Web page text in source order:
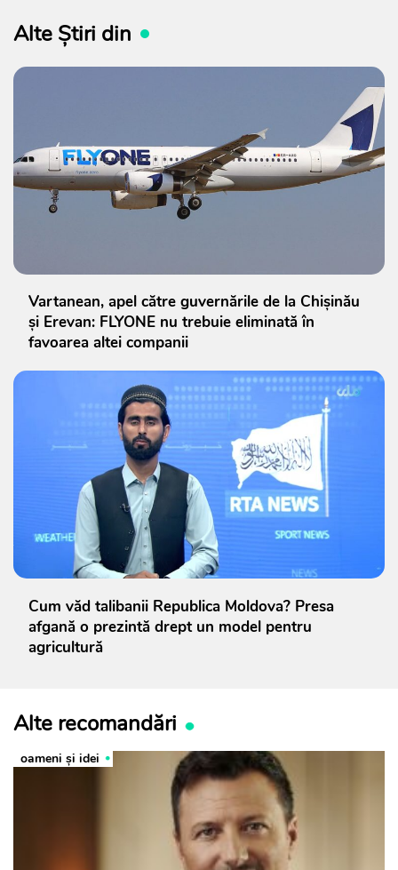
Alte Știri din
Vartanean, apel către guvernările de la Chișinău
și Erevan: FLYONE nu trebuie eliminată în
favoarea altei companii
Cum văd talibanii Republica Moldova? Presa
afgană o prezintă drept un model pentru
agricultură
Alte recomandări
oameni şi idei